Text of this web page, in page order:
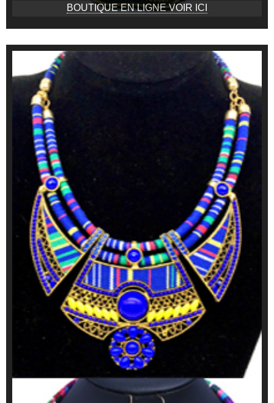
BOUTIQUE EN LIGNE VOIR ICI